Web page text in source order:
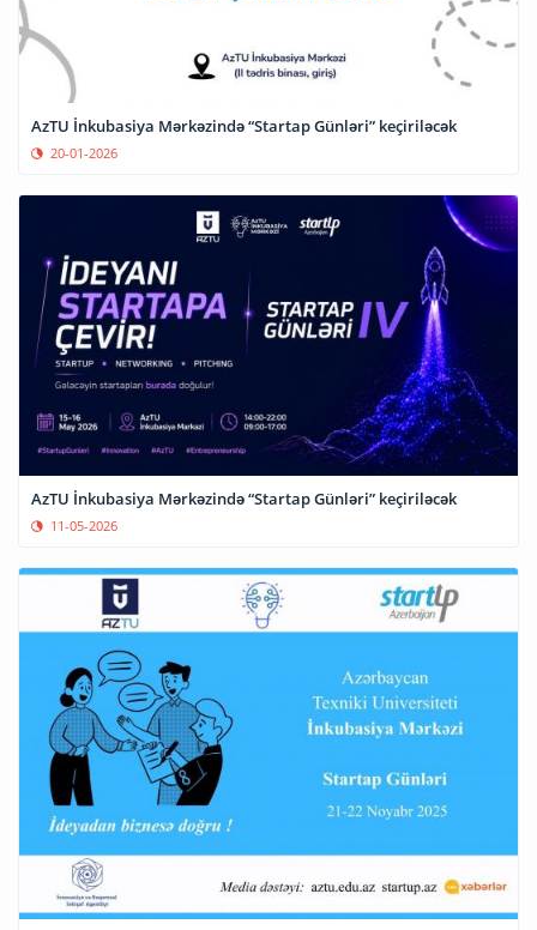
AzTU İnkubasiya Mərkəzində “Startap Günləri” keçiriləcək
20-01-2026
AzTU İnkubasiya Mərkəzində “Startap Günləri” keçiriləcək
11-05-2026